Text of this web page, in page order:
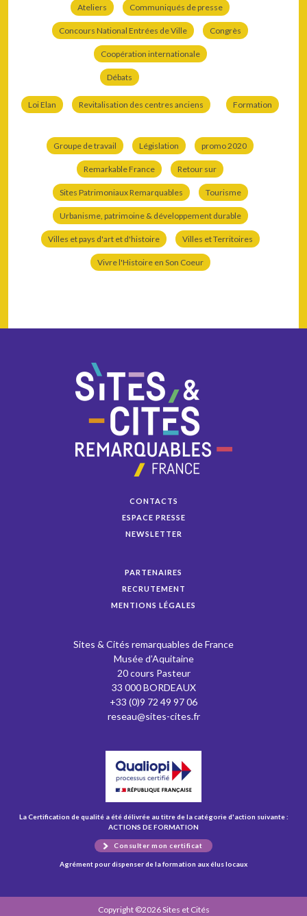
Ateliers Communiqués de presse
Concours National Entrées de Ville Congrès
Coopération internationale
Débats
Loi Elan Revitalisation des centres anciens Formation
Groupe de travail Législation promo 2020
Remarkable France Retour sur
Sites Patrimoniaux Remarquables Tourisme
Urbanisme, patrimoine & développement durable
Villes et pays d'art et d'histoire Villes et Territoires
Vivre l'Histoire en Son Coeur
CONTACTS
ESPACE PRESSE
NEWSLETTER
PARTENAIRES
RECRUTEMENT
MENTIONS LÉGALES
Sites & Cités remarquables de France
Musée d’Aquitaine
20 cours Pasteur
33 000 BORDEAUX
+33 (0)9 72 49 97 06
reseau@sites-cites.fr
La Certification de qualité a été délivrée au titre de la catégorie d'action suivante :
ACTIONS DE FORMATION
Consulter mon certificat
Agrément pour dispenser de la formation aux élus locaux
Copyright ©2026 Sites et Cités